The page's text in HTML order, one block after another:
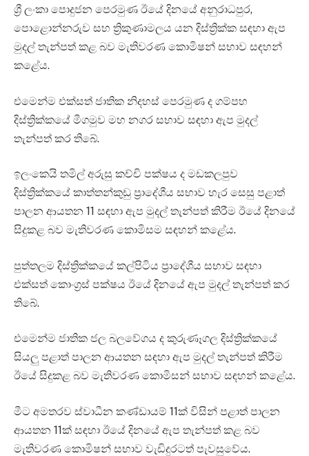
ශ්‍රී ලංකා පොදුජන පෙරමුණ ඊයේ දිනයේ අනුරාධපුර,
පොළොන්නරුව සහ ත්‍රිකුණාමලය යන දිස්ත්‍රික්ක සඳහා ඇප
මුදල් තැන්පත් කළ බව මැතිවරණ කොමිෂන් සභාව සඳහන්
කළේය.
එමෙන්ම එක්සත් ජාතික නිදහස් පෙරමුණ ද ගම්පහ
දිස්ත්‍රික්කයේ මීගමුව මහ නගර සභාව සඳහා ඇප මුදල්
තැන්පත් කර තිබේ.
ඉලංකෙයි තමිල් අරුසු කච්චි පක්ෂය ද මඩකලපුව
දිස්ත්‍රික්කයේ කාත්තන්කුඩු ප්‍රාදේශීය සභාව හැර සෙසු පළාත්
පාලන ආයතන 11 සඳහා ඇප මුදල් තැන්පත් කිරීම ඊයේ දිනයේ
සිදුකළ බව මැතිවරණ කොමිසම සඳහන් කළේය.
පුත්තලම දිස්ත්‍රික්කයේ කල්පිටිය ප්‍රාදේශීය සභාව සඳහා
එක්සත් කොංග්‍රස් පක්ෂය ඊයේ දිනයේ ඇප මුදල් තැන්පත් කර
තිබේ.
එමෙන්ම ජාතික ජල බලවේගය ද කුරුණෑගල දිස්ත්‍රික්කයේ
සියලු පළාත් පාලන ආයතන සඳහා ඇප මුදල් තැන්පත් කිරීම
ඊයේ සිදුකළ බව මැතිවරණ කොමිසන් සභාව සඳහන් කළේය.
මීට අමතරව ස්වාධීන කණ්ඩායම් 11ක් විසින් පළාත් පාලන
ආයතන 11ක් සඳහා ඊයේ දිනයේ ඇප තැන්පත් කළ බව
මැතිවරණ කොමිෂන් සභාව වැඩිදුරටත් පැවසුවේය.